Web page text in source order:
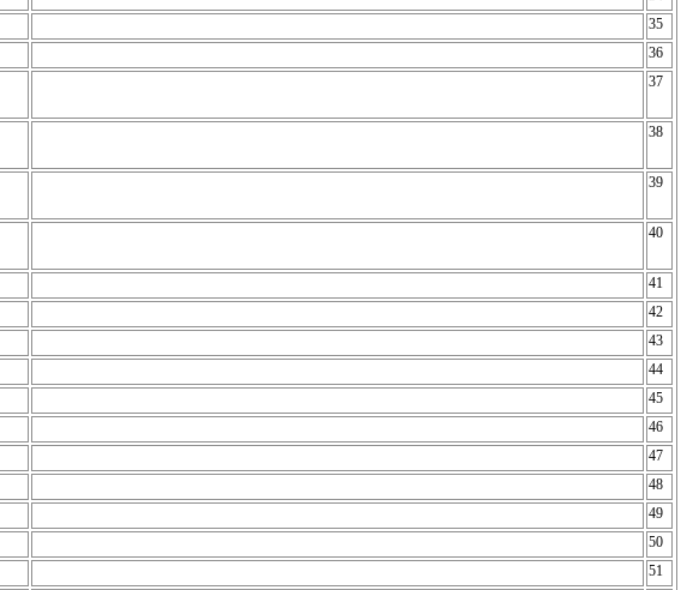
35
36
37
38
39
40
41
42
43
44
45
46
47
48
49
50
51